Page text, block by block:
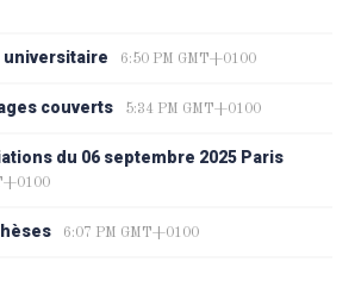
universitaire 6:50 PM GMT+0100
couverts 5:34 PM GMT+0100
du 06 septembre 2025 Paris
6:07 PM GMT+0100